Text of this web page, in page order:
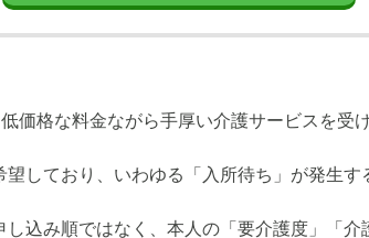
価格な料金ながら手厚い介護サービスを受
しており、いわゆる「入所待ち」が発生す
込み順ではなく、本人の「要介護度」「